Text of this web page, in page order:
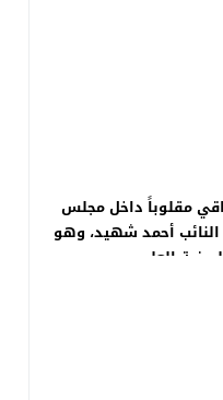
مقلوباً داخل مجلس
أحمد شهيد، وهو
العلم.